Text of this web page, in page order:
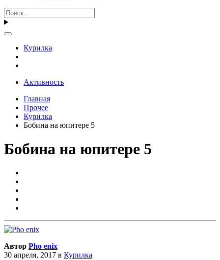
Курилка
Активность
Главная
Прочее
Курилка
Бобина на юпитере 5
Бобина на юпитере 5
Автор Pho enix
30 апреля, 2017 в Курилка